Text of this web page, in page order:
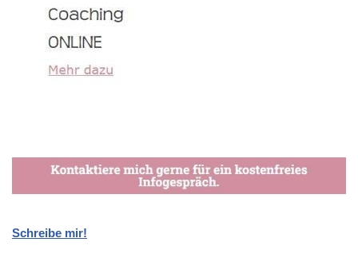
Schreibe mir!